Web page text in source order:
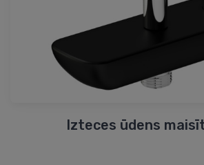
Izteces ūdens